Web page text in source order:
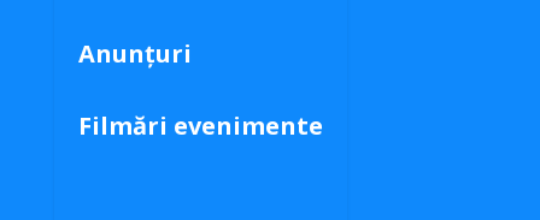
Anunțuri
Filmări evenimente